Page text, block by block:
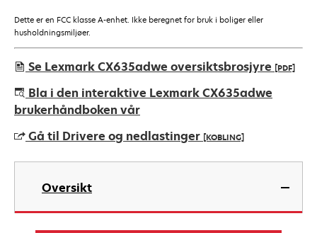
Dette er en FCC klasse A-enhet. Ikke beregnet for bruk i boliger eller
husholdningsmiljøer.
Se Lexmark CX635adwe oversiktsbrosjyre [PDF]
opens
in
new
tab
Bla i den interaktive Lexmark CX635adwe
brukerhåndboken vår
Gå til Drivere og nedlastinger [KOBLING]
opens
new
Oversikt